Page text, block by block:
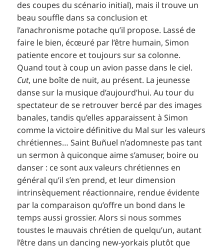
des coupes du scénario initial), mais il trouve un
beau souffle dans sa conclusion et
l’anachronisme potache qu’il propose. Lassé de
faire le bien, écœuré par l’être humain, Simon
patiente encore et toujours sur sa colonne.
Quand tout à coup un avion passe dans le ciel.
Cut, une boîte de nuit, au présent. La jeunesse
danse sur la musique d’aujourd’hui. Au tour du
spectateur de se retrouver bercé par des images
banales, tandis qu’elles apparaissent à Simon
comme la victoire définitive du Mal sur les valeurs
chrétiennes… Saint Buñuel n’adomneste pas tant
un sermon à quiconque aime s’amuser, boire ou
danser : ce sont aux valeurs chrétiennes en
général qu’il s’en prend, et leur dimension
intrinsèquement réactionnaire, rendue évidente
par la comparaison qu’offre un bond dans le
temps aussi grossier. Alors si nous sommes
toustes le mauvais chrétien de quelqu’un, autant
l’être dans un dancing new-yorkais plutôt que